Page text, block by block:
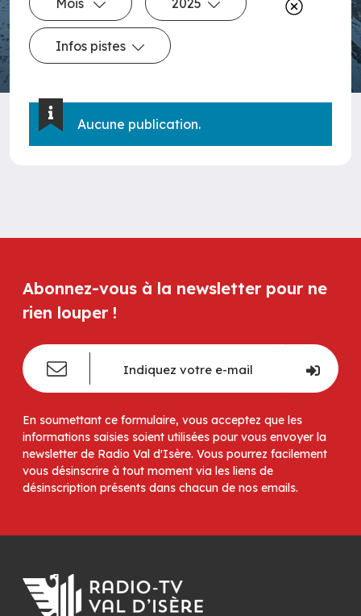
Infos pistes
Aucune publication.
Abonnez-vous à la newsletter pour ne
rien louper !
En soumettant ce formulaire, vous acceptez que les
informations saisies soient utilisées pour vous envoyer la
newsletter de Radio Val d'Isère. Vous pourrez facilement
vous désinscrire à tout moment via les liens de
désinscription présents dans chacun de nos emails.